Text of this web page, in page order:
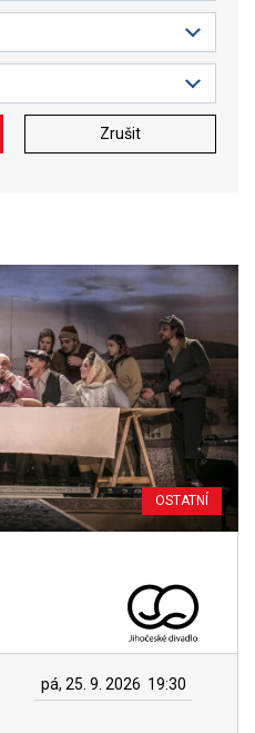
Zrušit
OSTATNÍ
pá, 25. 9. 2026 19:30